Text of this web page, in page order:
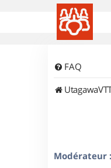
FAQ
Modérateur :